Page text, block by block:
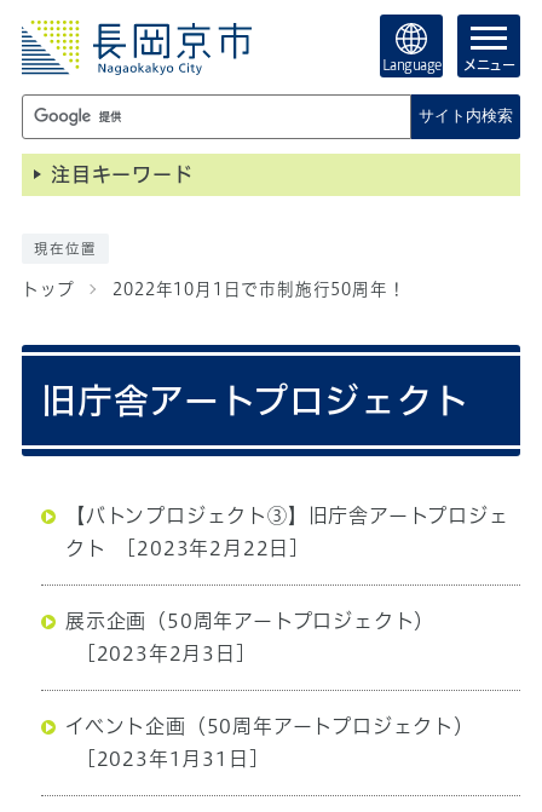
Language メニュー
サイト内検索
注目キーワード
現在位置
トップ 2022年10月1日で市制施行50周年！
旧庁舎アートプロジェクト
【バトンプロジェクト③】旧庁舎アートプロジェ
クト
[2023年2月22日]
展示企画（50周年アートプロジェクト）
[2023年2月3日]
イベント企画（50周年アートプロジェクト）
[2023年1月31日]